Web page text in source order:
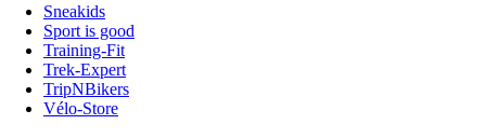
Sneakids
Sport is good
Training-Fit
Trek-Expert
TripNBikers
Vélo-Store